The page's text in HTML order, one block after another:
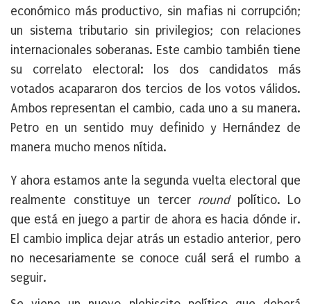
económico más productivo, sin mafias ni corrupción;
un sistema tributario sin privilegios; con relaciones
internacionales soberanas. Este cambio también tiene
su correlato electoral: los dos candidatos más
votados acapararon dos tercios de los votos válidos.
Ambos representan el cambio, cada uno a su manera.
Petro en un sentido muy definido y Hernández de
manera mucho menos nítida.
Y ahora estamos ante la segunda vuelta electoral que
realmente constituye un tercer roundpolítico. Lo
que está en juego a partir de ahora es hacia dónde ir.
El cambio implica dejar atrás un estadio anterior, pero
no necesariamente se conoce cuál será el rumbo a
seguir.